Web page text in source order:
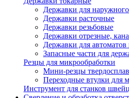
Державки для
Державки расточные
Державки резьбовые
Державки отрезные,
Державки для
Запасные части для
Резцы для микрообработки
Мини-резцы
Переходные втулки для
Инструмент для станков